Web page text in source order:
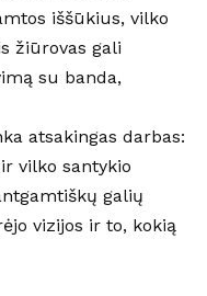
iššūkius, vilko
žiūrovas gali
su banda,
atsakingas darbas:
vilko santykio
galių
vizijos ir to, kokią